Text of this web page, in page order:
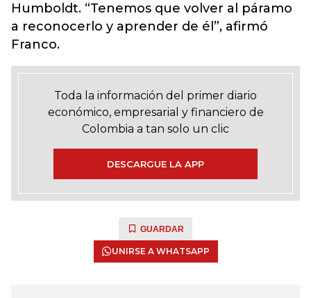
Humboldt. “Tenemos que volver al páramo
a reconocerlo y aprender de él”, afirmó
Franco.
Toda la información del primer diario
económico, empresarial y financiero de
Colombia a tan solo un clic
DESCARGUE LA APP
GUARDAR
UNIRSE A WHATSAPP